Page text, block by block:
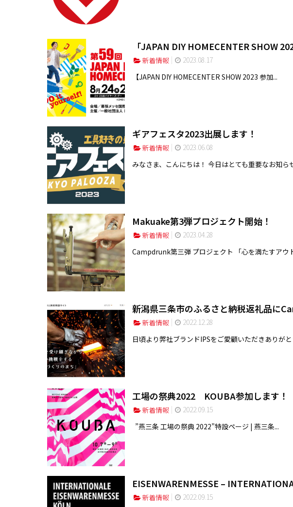
「JAPAN DIY HOMECENTER SHOW
新着情報
2023.08.17
【JAPAN DIY HOMECENTER SHOW 2023 参加...
ギアフェスタ2023出展します！
新着情報
2023.06.08
みなさま、こんにちは！ 今日はとても重要なお知ら
Makuake第3弾プロジェクト開始！
新着情報
2023.04.28
Campdrunk第三弾 プロジェクト 「心を満たすアウ
新潟県三条市のふるさと納税返礼品に
新着情報
2022.12.28
日頃より弊社ブランドIPSをご愛顧いただきありが
工場の祭典2022 KOUBA参加します！
新着情報
2022.09.15
”燕三条 工場の祭典 2022”特設ページ | 燕三条...
EISENWARENMESSE –
新着情報 2022.09.15